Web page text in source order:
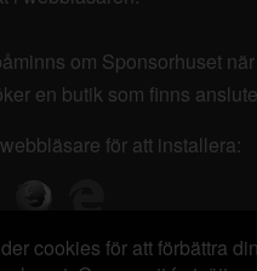
om Sponsorhuset
en butik som finns
för att installera:
cookies för att förbättra